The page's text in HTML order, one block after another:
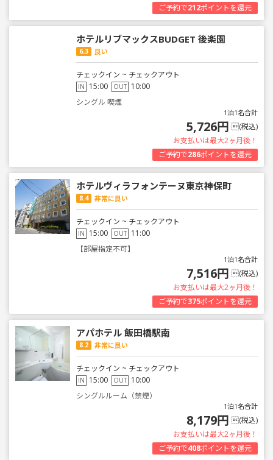
ご予約で212ポイントを還元
ホテルリブマックスBUDGET 後楽園
6.3 良い
チェックイン ~ チェックアウト
IN 15:00 OUT 10:00
シングル 喫煙
1泊1名合計
5,726円 (税込)
お支払いは最大2ヶ月後！
ご予約で286ポイントを還元
ホテルヴィラフォンテーヌ東京神保町
8.4 非常に良い
チェックイン ~ チェックアウト
IN 15:00 OUT 11:00
【部屋指定不可】
1泊1名合計
7,516円 (税込)
お支払いは最大2ヶ月後！
ご予約で375ポイントを還元
アパホテル 飯田橋駅南
8.2 非常に良い
チェックイン ~ チェックアウト
IN 15:00 OUT 10:00
シングルルーム（禁煙）
1泊1名合計
8,179円 (税込)
お支払いは最大2ヶ月後！
ご予約で408ポイントを還元